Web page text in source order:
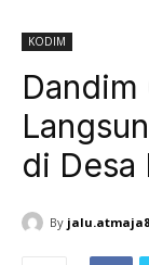
KODIM
Dandim
di Desa
By